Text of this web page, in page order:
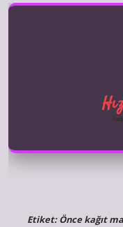
Etiket:Önce kağıt